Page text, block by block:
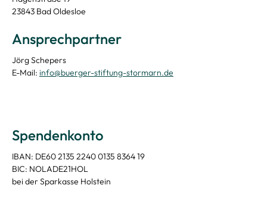
23843 Bad Oldesloe
Ansprechpartner
Jörg Schepers
E-Mail: info@buerger-stiftung-stormarn.de
Spendenkonto
IBAN: DE60 2135 2240 0135 8364 19
BIC: NOLADE21HOL
bei der Sparkasse Holstein